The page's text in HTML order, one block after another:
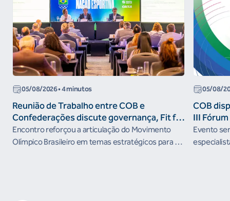
05/08/2026• 4 minutos
Reunião de Trabalho entre COB e
Confederações discute governança, Fit for
the Future e presença do Brasil em
organismos internacionais
Encontro reforçou a articulação do Movimento
Olímpico Brasileiro em temas estratégicos para os
05/08/
COB
III
Evento